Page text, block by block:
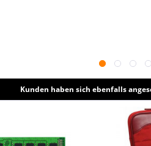
Kunden haben sich ebenfalls